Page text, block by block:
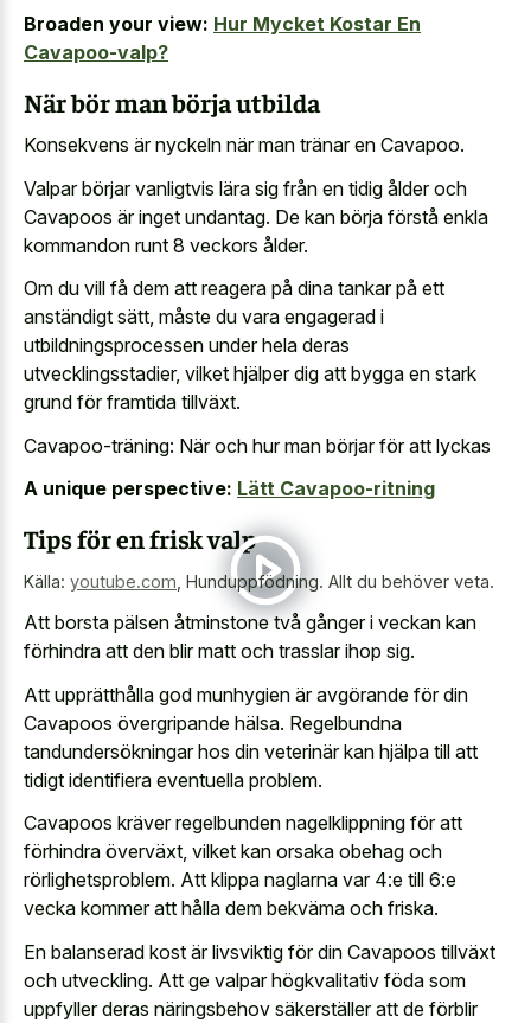
Broaden your view: Hur Mycket Kostar En
Cavapoo-valp?
När bör man börja utbilda
Konsekvens är nyckeln när man tränar en Cavapoo.
Valpar börjar vanligtvis lära sig från en tidig ålder och
Cavapoos är inget undantag. De kan börja förstå enkla
kommandon runt 8 veckors ålder.
Om du vill få dem att reagera på dina tankar på ett
anständigt sätt, måste du vara engagerad i
utbildningsprocessen under hela deras
utvecklingsstadier, vilket hjälper dig att bygga en stark
grund för framtida tillväxt.
Cavapoo-träning: När och hur man börjar för att lyckas
A unique perspective: Lätt Cavapoo-ritning
Tips för en frisk valp
Källa: youtube.com Hunduppfödning. Allt du behöver veta.
Att borsta pälsen åtminstone två gånger i veckan kan
förhindra att den blir matt och trasslar ihop sig.
Att upprätthålla god munhygien är avgörande för din
Cavapoos övergripande hälsa. Regelbundna
tandundersökningar hos din veterinär kan hjälpa till att
tidigt identifiera eventuella problem.
Cavapoos kräver regelbunden nagelklippning för att
förhindra överväxt, vilket kan orsaka obehag och
rörlighetsproblem. Att klippa naglarna var 4:e till 6:e
vecka kommer att hålla dem bekväma och friska.
En balanserad kost är livsviktig för din Cavapoos tillväxt
och utveckling. Att ge valpar högkvalitativ föda som
uppfyller deras näringsbehov säkerställer att de förblir